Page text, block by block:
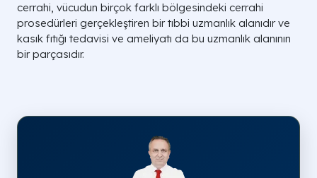
cerrahi, vücudun birçok farklı bölgesindeki cerrahi
prosedürleri gerçekleştiren bir tıbbi uzmanlık alanıdır ve
kasık fıtığı tedavisi ve ameliyatı da bu uzmanlık alanının
bir parçasıdır.